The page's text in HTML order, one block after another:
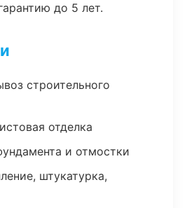
до 5 лет.
строительного
отделка
и отмостки
штукатурка,